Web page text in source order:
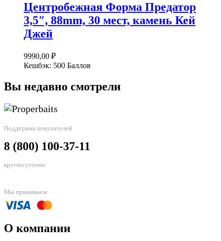
Центробежная Форма Предатор
3,5″, 88mm, 30 мест, камень Кей
Джей
9990,00 ₽
Кешбэк: 500 Баллов
Вы недавно смотрели
Поддержка покупателей
8 (800) 100-37-11
круглосуточно
Мы принимаем
О компании